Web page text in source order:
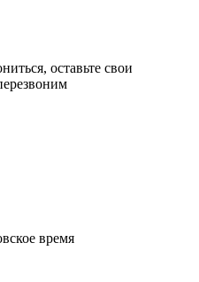
оставьте свои
время